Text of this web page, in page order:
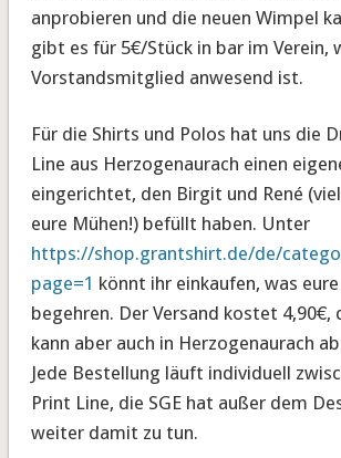
anprobieren und die neuen Wimpel
gibt es für 5€/Stück in bar im Verein,
Vorstandsmitglied anwesend ist.
Für die Shirts und Polos hat uns die
Line aus Herzogenaurach einen
eingerichtet, den Birgit und René
eure Mühen!) befüllt haben. Unter
https://shop.grantshirt.de/de/
page=1 könnt ihr einkaufen, was
begehren. Der Versand kostet 4,90€,
kann aber auch in Herzogenaurach
Jede Bestellung läuft individuell
Print Line, die SGE hat außer dem
weiter damit zu tun.